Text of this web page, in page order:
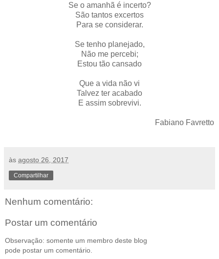
Se o amanhã é incerto?
São tantos excertos
Para se considerar.
Se tenho planejado,
Não me percebi;
Estou tão cansado
Que a vida não vi
Talvez ter acabado
E assim sobrevivi.
Fabiano Favretto
às agosto 26, 2017
Compartilhar
Nenhum comentário:
Postar um comentário
Observação: somente um membro deste blog
pode postar um comentário.